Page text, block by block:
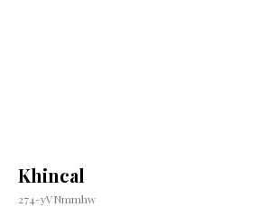
Khincal
274-yVNmmhw